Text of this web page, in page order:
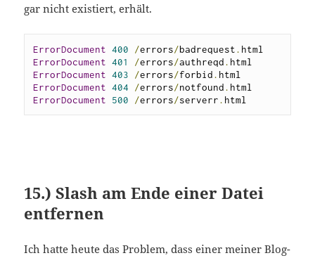
gar nicht existiert, erhält.
ErrorDocument 400 /errors/badrequest .
ErrorDocument 401 /errors/authreqd .
ErrorDocument 403 /errors/forbid .
ErrorDocument 404 /errors/notfound .
ErrorDocument
500 /errors/serverr . html
15.) Slash am Ende einer Datei
entfernen
Ich hatte heute das Problem, dass einer meiner Blog-